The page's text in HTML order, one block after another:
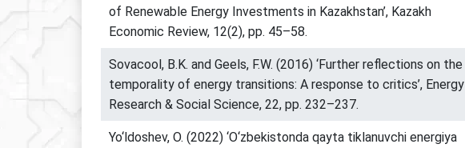
of Renewable Energy Investments in Kazakhstan’, Kazakh
Economic Review, 12(2), pp. 45–58.
Sovacool, B.K. and Geels, F.W. (2016) ‘Further reflections on the
temporality of energy transitions: A response to critics’, Energy
Research & Social Science, 22, pp. 232–237.
Yo‘ldoshev, O. (2022) ‘O‘zbekistonda qayta tiklanuvchi energiya